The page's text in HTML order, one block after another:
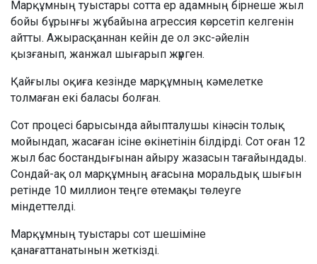
Марқұмның туыстары сотта ер адамның бірнеше жыл
бойы бұрынғы жұбайына агрессия көрсетіп келгенін
айтты. Ажырасқаннан кейін де ол экс-әйелін
қызғанып, жанжал шығарып жүрген.
Қайғылы оқиға кезінде марқұмның кәмелетке
толмаған екі баласы болған.
Сот процесі барысында айыпталушы кінәсін толық
мойындап, жасаған ісіне өкінетінін білдірді. Сот оған 12
жыл бас бостандығынан айыру жазасын тағайындады.
Сондай-ақ ол марқұмның ағасына моральдық шығын
ретінде 10 миллион теңге өтемақы төлеуге
міндеттелді.
Марқұмның туыстары сот шешіміне
қанағаттанатынын жеткізді.